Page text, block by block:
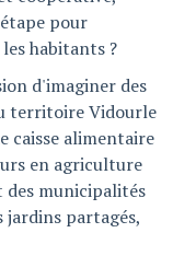
pour
habitants ?
d'imaginer des
territoire Vidourle
caisse alimentaire
en agriculture
municipalités
partagés,